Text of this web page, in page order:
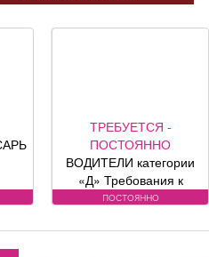
ТРЕБУЕТСЯ -
ПОСТОЯННО
ВОДИТЕЛИ категории
«Д» Требования к
кандидату: Водителей
переобучим за счет
средств предприятия до
постоянно